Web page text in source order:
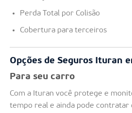
Perda Total por Colisão
Cobertura para terceiros
Opções de Seguros Ituran
Para seu carro
Com a Ituran você protege e
tempo real e ainda pode contratar